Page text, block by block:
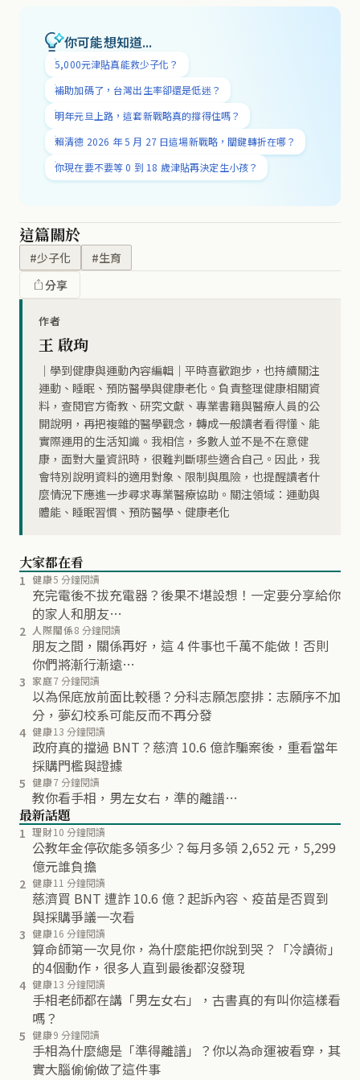
你可能想知道...
5,000元津貼真能救少子化？
補助加碼了，台灣出生率卻還是低迷？
明年元旦上路，這套新戰略真的撐得住嗎？
賴清德 2026 年 5 月 27 日這場新戰略，關鍵轉折在哪？
你現在要不要等 0 到 18 歲津貼再決定生小孩？
這篇關於
#少子化
#生育
分享
作者
王 啟珣
｜學到健康與運動內容編輯｜平時喜歡跑步，也持續關注
運動、睡眠、預防醫學與健康老化。負責整理健康相關資
料，查閱官方衛教、研究文獻、專業書籍與醫療人員的公
開說明，再把複雜的醫學觀念，轉成一般讀者看得懂、能
實際運用的生活知識。我相信，多數人並不是不在意健
康，面對大量資訊時，很難判斷哪些適合自己。因此，我
會特別說明資料的適用對象、限制與風險，也提醒讀者什
麼情況下應進一步尋求專業醫療協助。關注領域：運動與
體能、睡眠習慣、預防醫學、健康老化
大家都在看
1 健康5 分鐘閱讀
充完電後不拔充電器？後果不堪設想！一定要分享給你
的家人和朋友…
2 人際關係8 分鐘閱讀
朋友之間，關係再好，這 4 件事也千萬不能做！否則
你們將漸行漸遠…
3 家庭7 分鐘閱讀
以為保底放前面比較穩？分科志願怎麼排：志願序不加
分，夢幻校系可能反而不再分發
4 健康13 分鐘閱讀
政府真的擋過 BNT？慈濟 10.6 億詐騙案後，重看當年
採購門檻與證據
5 健康7 分鐘閱讀
教你看手相，男左女右，準的離譜…
最新話題
1 理財10 分鐘閱讀
公教年金停砍能多領多少？每月多領 2,652 元，5,299
億元誰負擔
2 健康11 分鐘閱讀
慈濟買 BNT 遭詐 10.6 億？起訴內容、疫苗是否買到
與採購爭議一次看
3 健康16 分鐘閱讀
算命師第一次見你，為什麼能把你說到哭？「冷讀術」
的4個動作，很多人直到最後都沒發現
4 健康13 分鐘閱讀
手相老師都在講「男左女右」，古書真的有叫你這樣看
嗎？
5 健康9 分鐘閱讀
手相為什麼總是「準得離譜」？你以為命運被看穿，其
實大腦偷偷做了這件事